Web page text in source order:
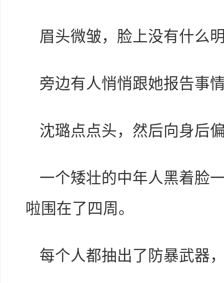
眉头微皱，脸上没有什么
旁边有人悄悄跟她报告事
沈璐点点头，然后向身后
一个矮壮的中年人黑着脸
啦围在了四周。
每个人都抽出了防暴武器